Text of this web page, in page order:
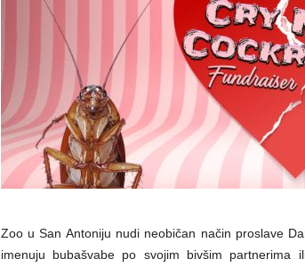
Zoo u San Antoniju nudi neobičan način proslave
imenuju bubašvabe po svojim bivšim partnerima